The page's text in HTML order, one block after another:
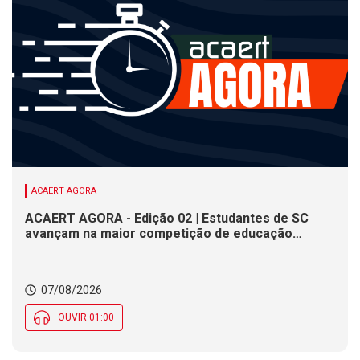
ACAERT AGORA
ACAERT AGORA - Edição 02 | Estudantes de SC
avançam na maior competição de educação
Social nesta sexta (7)
07/08/2026
OUVIR 01:00